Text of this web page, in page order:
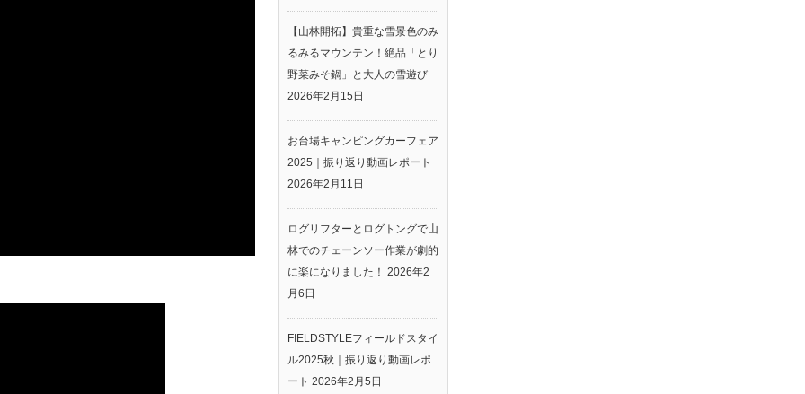
【山林開拓】貴重な雪景色のみ
るみるマウンテン！絶品「とり
野菜みそ鍋」と大人の雪遊び
2026年2月15日
お台場キャンピングカーフェア
2025｜振り返り動画レポート
2026年2月11日
ログリフターとログトングで山
林でのチェーンソー作業が劇的
に楽になりました！ 2026年2
月6日
FIELDSTYLEフィールドスタイ
ル2025秋｜振り返り動画レポ
ート 2026年2月5日